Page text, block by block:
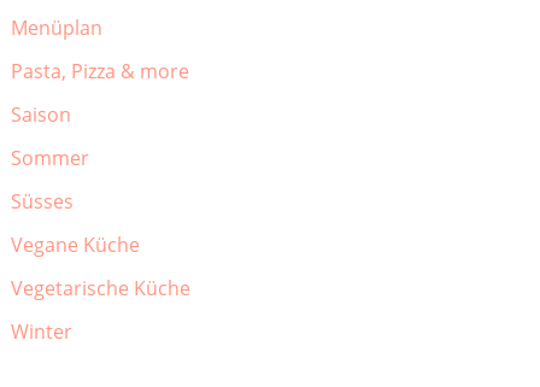
Menüplan
Pasta, Pizza & more
Saison
Sommer
Süsses
Vegane Küche
Vegetarische Küche
Winter